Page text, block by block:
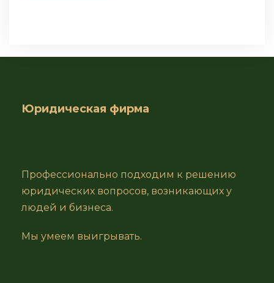
Юридическая фирма
Профессионально подходим к решению
юридических вопросов, возникающих у
людей и бизнеса.
Мы умеем выигрывать.